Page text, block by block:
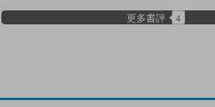
更多書評 4